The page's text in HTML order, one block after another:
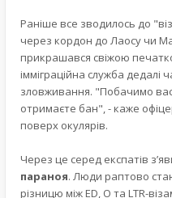
Раніше все зводилось до
через кордон до Лаосу чи
прикрашався свіжою
імміграційна служба дедалі
зловживання. "Побачимо
отримаєте бан", - каже
поверх окулярів.
Через це серед експатів
параноя. Люди раптово
різницю між ED, O та LTR-